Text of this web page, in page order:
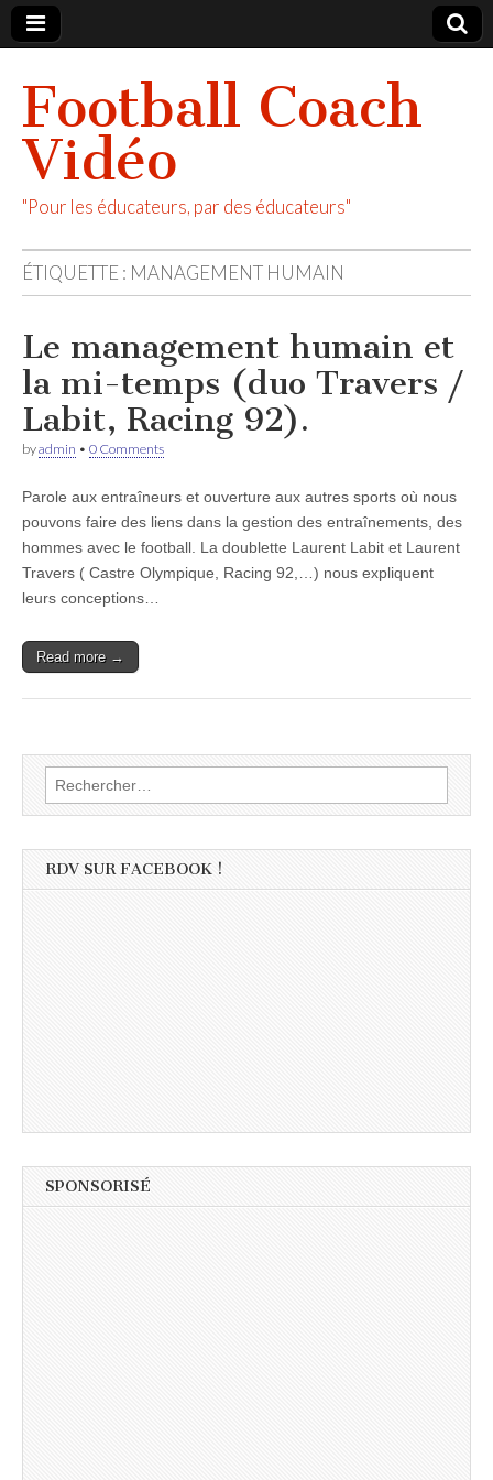
Football Coach
Vidéo
"Pour les éducateurs, par des éducateurs"
ÉTIQUETTE : MANAGEMENT HUMAIN
Le management humain et
la mi-temps (duo Travers /
Labit, Racing 92).
byadmin • 0 Comments
Parole aux entraîneurs et ouverture aux autres sports où nous
pouvons faire des liens dans la gestion des entraînements, des
hommes avec le football. La doublette Laurent Labit et Laurent
Travers ( Castre Olympique, Racing 92,…) nous expliquent
leurs conceptions…
Read more →
Rechercher :
RDV SUR FACEBOOK !
SPONSORISÉ